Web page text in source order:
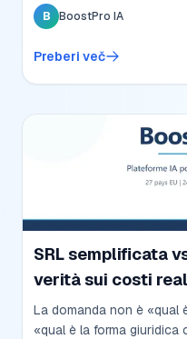
para un único socio.
2026 y los matices que
B BoostPro IA
Preberi več
SRL semplificata
verità sui costi
La domanda non è «qual
«qual è la forma giuridica